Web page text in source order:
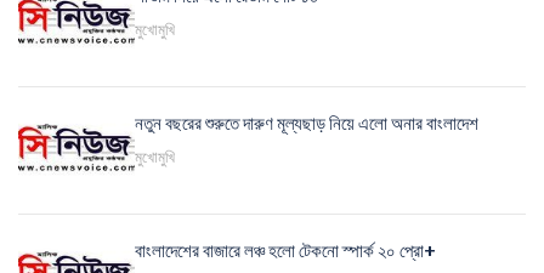
মুখোমুখি
নতুন বছরের শুরুতে দারুণ মূল্যছাড় নিয়ে এলো অনার বাংলাদেশ
মুখোমুখি
বাংলাদেশের বাজারে লঞ্চ হলো টেকনো স্পার্ক ২০ প্রো+